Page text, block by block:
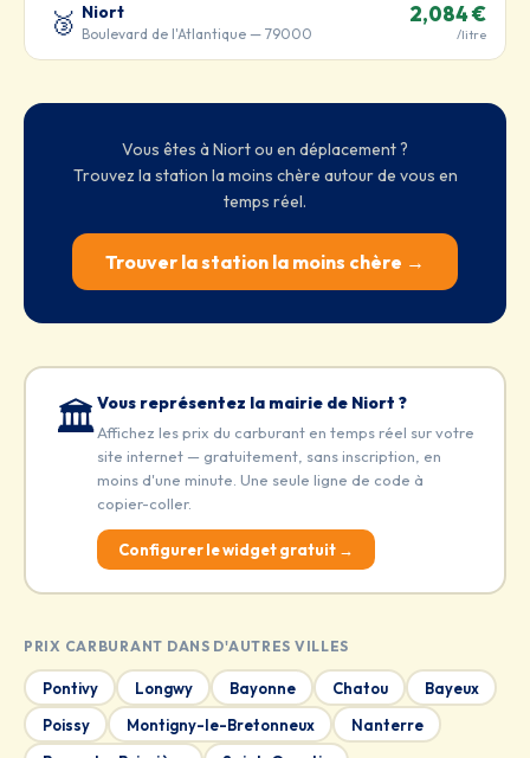
🥉 Niort
Boulevard de l'Atlantique — 79000
2,084 €
/litre
Vous êtes à Niort ou en déplacement ?
Trouvez la station la moins chère autour de vous en
temps réel.
Trouver la station la moins chère →
🏛️Vous représentez la mairie de Niort ?
Affichez les prix du carburant en temps réel sur votre
site internet — gratuitement, sans inscription, en
moins d'une minute. Une seule ligne de code à
copier-coller.
Configurer le widget gratuit →
PRIX CARBURANT DANS D'AUTRES VILLES
Pontivy Longwy Bayonne Chatou
Bayeux
Poissy
Montigny-le-Bretonneux
Nanterre